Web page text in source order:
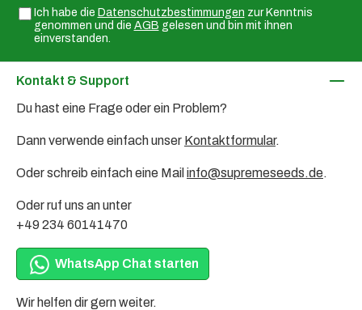
Ich habe die Datenschutzbestimmungen zur Kenntnis
genommen und die AGB gelesen und bin mit ihnen
einverstanden.
Kontakt & Support
Du hast eine Frage oder ein Problem?
Dann verwende einfach unser Kontaktformular.
Oder schreib einfach eine Mail info@supremeseeds.de.
Oder ruf uns an unter
+49 234 60141470
WhatsApp Chat starten
Wir helfen dir gern weiter.